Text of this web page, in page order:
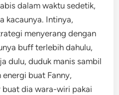
dalam waktu sedetik,
kacaunya. Intinya,
menyerang dengan
buff terlebih dahulu,
dulu, duduk manis sambil
buat Fanny,
buat dia wara-wiri pakai